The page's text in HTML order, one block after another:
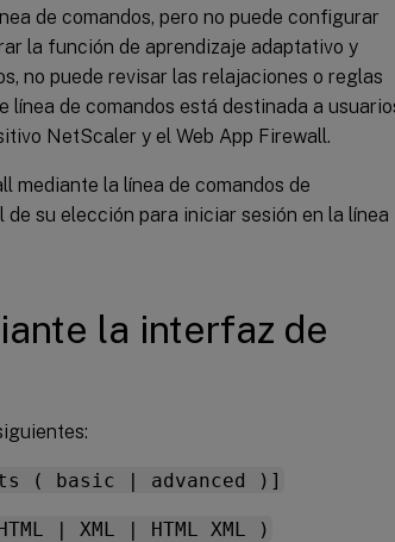
de comandos, pero no puede configurar
la función de aprendizaje adaptativo y
no puede revisar las relajaciones o reglas
de comandos está destinada a
NetScaler y el Web App Firewall.
mediante la línea de comandos de
su elección para iniciar sesión en la línea
la interfaz de
( basic | advanced )]
| XML | HTML XML )